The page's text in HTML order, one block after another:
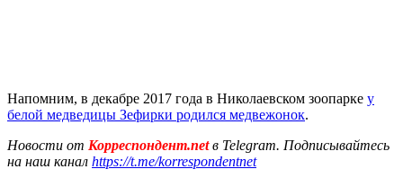
Напомним, в декабре 2017 года в Николаевском зоопарке у
белой медведицы Зефирки родился медвежонок.
Новости от Корреспондент.netв Telegram. Подписывайтесь
на наш канал https://t.me/korrespondentnet